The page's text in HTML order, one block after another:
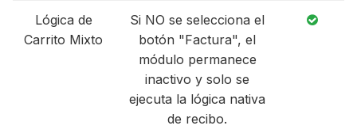
Lógica de
Carrito Mixto
Si NO se selecciona el
botón "Factura", el
módulo permanece
inactivo y solo se
ejecuta la lógica nativa
de recibo.